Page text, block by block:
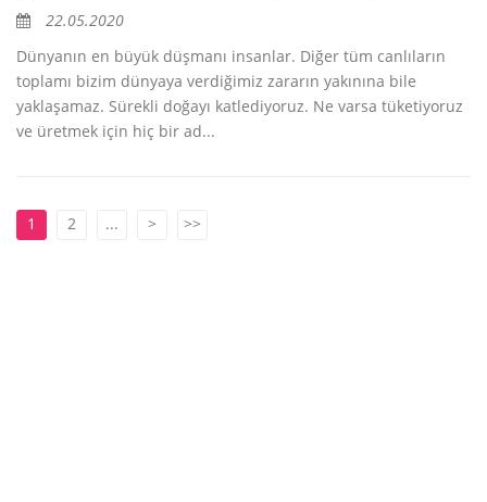
22.05.2020
Dünyanın en büyük düşmanı insanlar. Diğer tüm canlıların
toplamı bizim dünyaya verdiğimiz zararın yakınına bile
yaklaşamaz. Sürekli doğayı katlediyoruz. Ne varsa tüketiyoruz
ve üretmek için hiç bir ad...
1 2 ... > >>